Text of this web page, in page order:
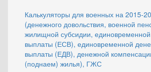
Калькуляторы для военных на 2015-
(денежного довольствия, военной
жилищной субсидии,
выплаты (ЕСВ), единовременной
выплаты (ЕДВ), денежной
(поднаем) жилья), ГЖС